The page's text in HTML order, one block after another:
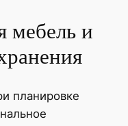
мебель и
планировке